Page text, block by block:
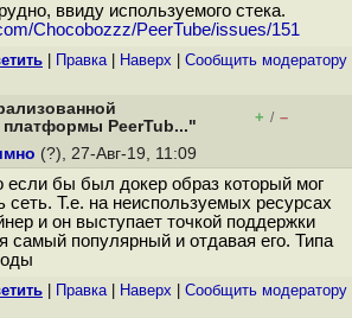
ввиду используемого стека.
Chocobozzz/PeerTube/issues/151
Правка| Наверх Cообщить модератору
PeerTub..."
+ / –
(?), 27-Авг-19, 11:09
бы был докер образ который мог
Т.е. на неиспользуемых ресурсах
и он выступает точкой поддержки
самый популярный и отдавая его. Типа
Правка| Наверх Cообщить модератору